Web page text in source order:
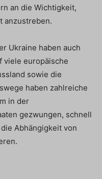
an die Wichtigkeit,
anzustreben.
Ukraine haben auch
viele europäische
sowie die
haben zahlreiche
in der
gezwungen, schnell
Abhängigkeit von